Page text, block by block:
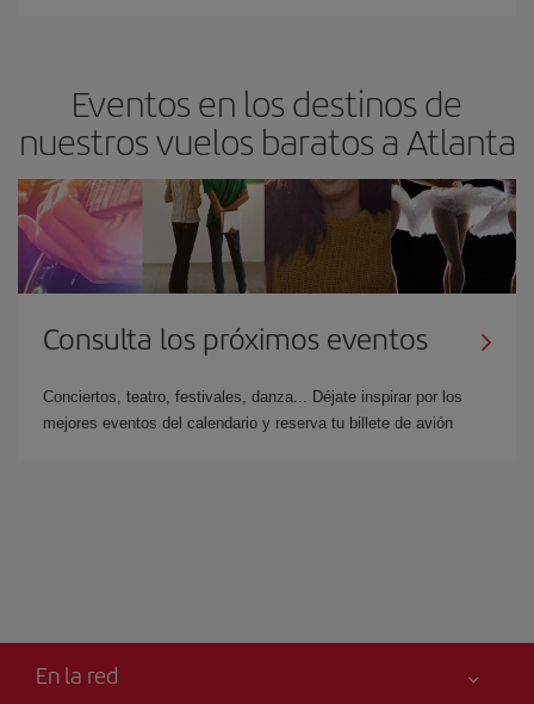
Eventos en los destinos de
nuestros vuelos baratos a Atlanta
Consulta los próximos eventos
Conciertos, teatro, festivales, danza... Déjate inspirar por los
mejores eventos del calendario y reserva tu billete de avión
En la red